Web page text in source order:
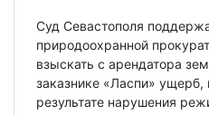
Суд Севастополя
природоохранной
взыскать с арендатора
заказнике «Ласпи» ущерб,
результате нарушения